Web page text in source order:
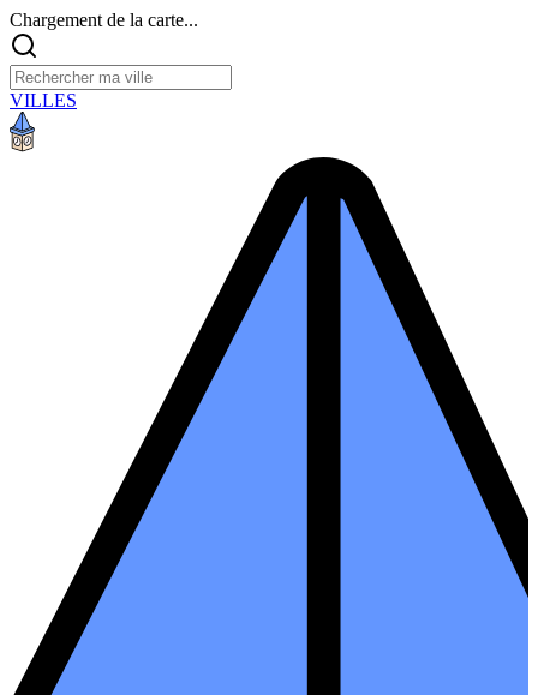
Chargement de la carte...
VILLES